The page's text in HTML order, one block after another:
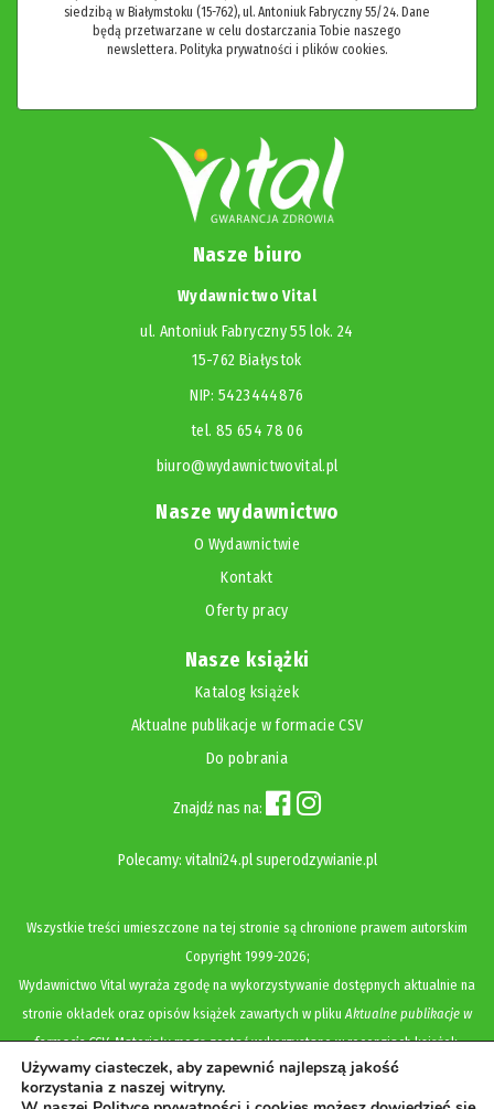
siedzibą w Białymstoku (15-762), ul. Antoniuk Fabryczny 55/24. Dane
będą przetwarzane w celu dostarczania Tobie naszego
newslettera. Polityka prywatności i plików cookies.
Nasze biuro
Wydawnictwo Vital
ul. Antoniuk Fabryczny 55 lok. 24
15-762 Białystok
NIP: 5423444876
tel. 85 654 78 06
biuro@wydawnictwovital.pl
Nasze wydawnictwo
O Wydawnictwie
Kontakt
Oferty pracy
Nasze książki
Katalog książek
Aktualne publikacje w formacie CSV
Do pobrania
Znajdź nas na:
Polecamy: vitalni24.pl superodzywianie.pl
Wszystkie treści umieszczone na tej stronie są chronione prawem autorskim
Copyright1999-2026;
Wydawnictwo Vital wyraża zgodę na wykorzystywanie dostępnych aktualnie na
stronie okładek oraz opisów książek zawartych w pliku Aktualne publikacje w
formacie CSV. Materiały mogą zostać wykorzystane w recenzjach książek,
katalogach internetowych, bibliotecznych (OPAC) oraz materiałach promujących
legalną dystrybucję książek. Usunięcie materiału z ww. strony internetowej,
Używamy ciasteczek, aby zapewnić najlepszą jakość
korzystania z naszej witryny.